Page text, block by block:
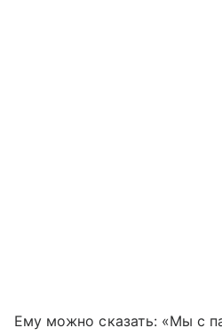
Ему можно сказать: «Мы с